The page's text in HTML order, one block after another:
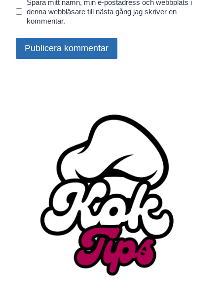
Spara mitt namn, min e-postadress och webbplats i
denna webbläsare till nästa gång jag skriver en
kommentar.